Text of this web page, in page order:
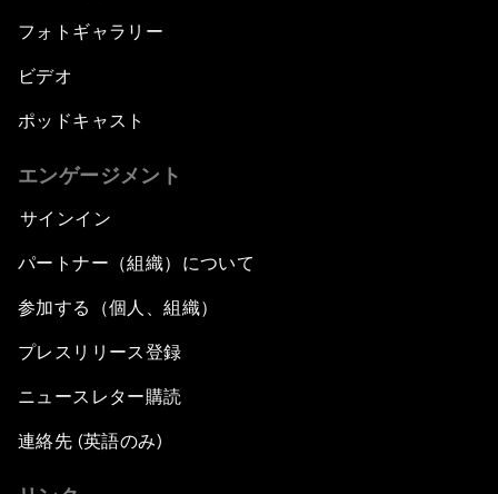
フォトギャラリー
ビデオ
ポッドキャスト
エンゲージメント
サインイン
パートナー（組織）について
参加する（個人、組織）
プレスリリース登録
ニュースレター購読
連絡先 (英語のみ)